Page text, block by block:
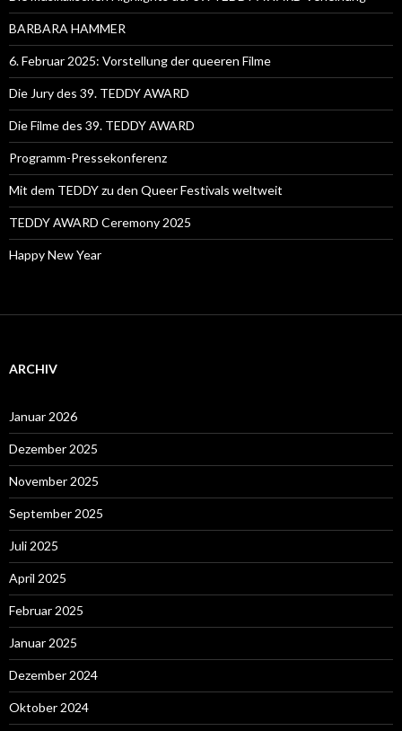
BARBARA HAMMER
6. Februar 2025: Vorstellung der queeren Filme
Die Jury des 39. TEDDY AWARD
Die Filme des 39. TEDDY AWARD
Programm-Pressekonferenz
Mit dem TEDDY zu den Queer Festivals weltweit
TEDDY AWARD Ceremony 2025
Happy New Year
ARCHIV
Januar 2026
Dezember 2025
November 2025
September 2025
Juli 2025
April 2025
Februar 2025
Januar 2025
Dezember 2024
Oktober 2024